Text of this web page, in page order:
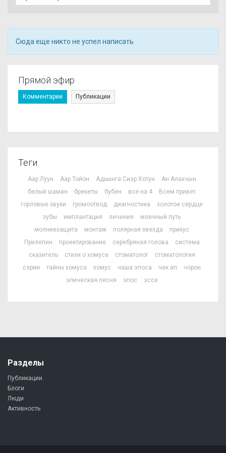
Сюда еще никто не успел написать
Прямой эфир
Комментарии Публикации
Теги
Аар Луун Аар Тойон Адьынга Сиэр Хотун
Ан Алахчын
белый шаман
брекеты бубен все на 4
Всем привет
горловые звуки
громоотвод диагностика
золотое сердце
зубы
имплантация лечение
млечный путь
молниезащита
монтаж полярная звезда
прикус
Прилепин
проектирование серебряная голова
система
сказитель
стихи о хомусе стоматолог
стоматология
сэрии
тайны хомуса хомус чаша эпоса чек ап
чорон
эпическая песня
эпос эссе
Разделы
Публикации
Блоги
Люди
Активность